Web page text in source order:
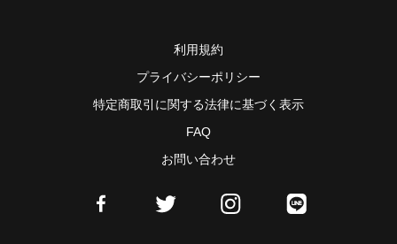
利用規約
プライバシーポリシー
特定商取引に関する法律に基づく表示
FAQ
お問い合わせ